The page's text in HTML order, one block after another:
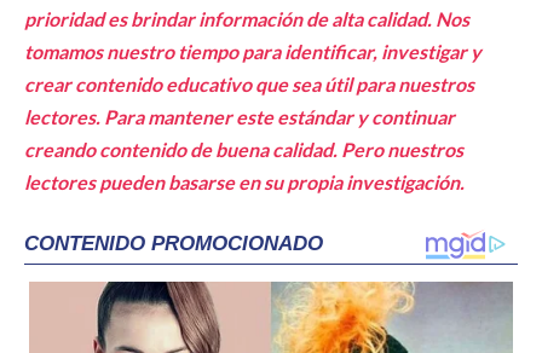
prioridad es brindar información de alta calidad. Nos
tomamos nuestro tiempo para identificar, investigar y
crear contenido educativo que sea útil para nuestros
lectores. Para mantener este estándar y continuar
creando contenido de buena calidad. Pero nuestros
lectores pueden basarse en su propia investigación.